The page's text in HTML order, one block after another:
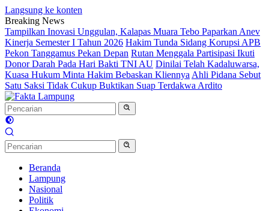
Langsung ke konten
Breaking News
Tampilkan Inovasi Unggulan, Kalapas Muara Tebo Paparkan Anev
Kinerja Semester I Tahun 2026 Hakim Tunda Sidang Korupsi APB
Pekon Tanggamus Pekan Depan Rutan Menggala Partisipasi Ikuti
Donor Darah Pada Hari Bakti TNI AU Dinilai Telah Kadaluwarsa,
Kuasa Hukum Minta Hakim Bebaskan Kliennya Ahli Pidana Sebut
Satu Saksi Tidak Cukup Buktikan Suap Terdakwa Ardito
Beranda
Lampung
Nasional
Politik